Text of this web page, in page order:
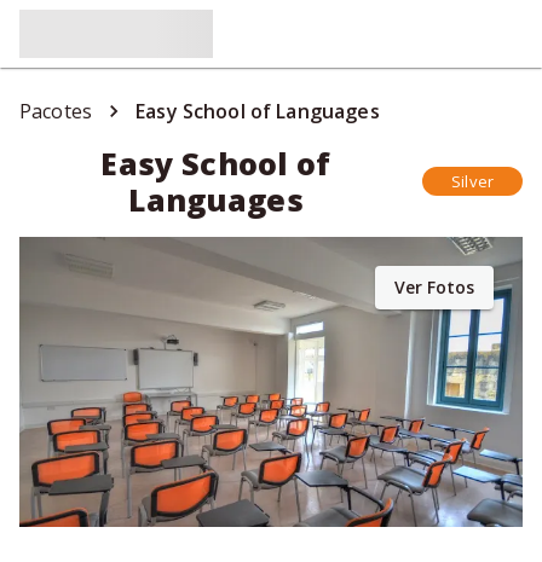
Pacotes Easy School of Languages
Easy School of
Languages
Silver
Ver Fotos